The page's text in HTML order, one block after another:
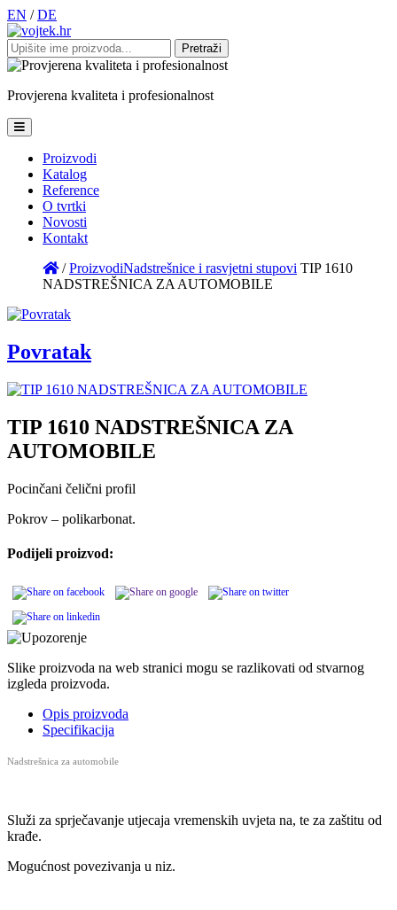
EN / DE
Pretraži:
Provjerena kvaliteta i profesionalnost
Proizvodi
Katalog
Reference
O tvrtki
Novosti
Kontakt
/ProizvodiNadstrešnice i rasvjetni stupovi TIP 1610
NADSTREŠNICA ZA AUTOMOBILE
Povratak
TIP 1610 NADSTREŠNICA ZA
AUTOMOBILE
Pocinčani čelični profil
Pokrov – polikarbonat.
Podijeli proizvod:
Slike proizvoda na web stranici mogu se razlikovati od stvarnog
izgleda proizvoda.
Opis proizvoda
Specifikacija
Nadstrešnica za automobile
Služi za sprječavanje utjecaja vremenskih uvjeta na, te za zaštitu od
krađe.
Mogućnost povezivanja u niz.